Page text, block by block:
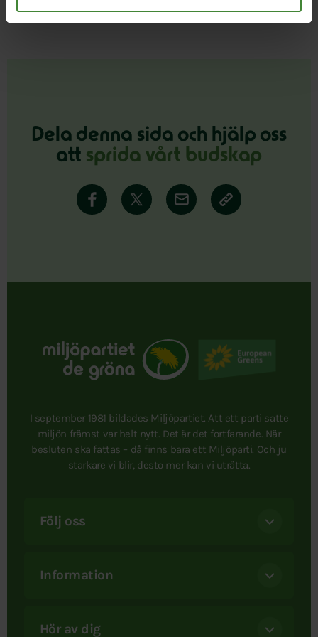
Dela denna sida och hjälp oss
att sprida vårt budskap
I september 1981 bildades Miljöpartiet. Att ett parti satte
miljön främst var helt nytt. Det är det fortfarande. När
besluten ska fattas – då finns bara ett Miljöparti. Och ju
starkare vi blir, desto mer kan vi uträtta.
Följ oss
Information
Hör av dig